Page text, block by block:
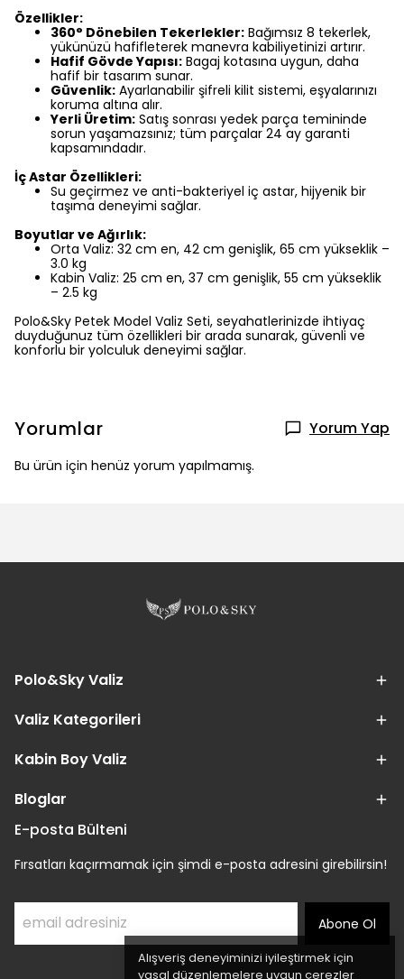
Alışveriş deneyiminizi iyileştirmek için
yasal düzenlemelere uygun çerezler
Özellikler:
360° Dönebilen Tekerlekler: Bağımsız 8 tekerlek,
yükünüzü hafifleterek manevra kabiliyetinizi artırır.
Hafif Gövde Yapısı: Bagaj kotasına uygun, daha
hafif bir tasarım sunar.
Güvenlik: Ayarlanabilir şifreli kilit sistemi, eşyalarınızı
koruma altına alır.
Yerli Üretim: Satış sonrası yedek parça temininde
sorun yaşamazsınız; tüm parçalar 24 ay garanti
kapsamındadır.
İç Astar Özellikleri:
Su geçirmez ve anti-bakteriyel iç astar, hijyenik bir
taşıma deneyimi sağlar.
Boyutlar ve Ağırlık:
Orta Valiz: 32 cm en, 42 cm genişlik, 65 cm yükseklik –
3.0 kg
Kabin Valiz: 25 cm en, 37 cm genişlik, 55 cm yükseklik
– 2.5 kg
Polo&Sky Petek Model Valiz Seti, seyahatlerinizde ihtiyaç
duyduğunuz tüm özellikleri bir arada sunarak, güvenli ve
konforlu bir yolculuk deneyimi sağlar.
Yorumlar Yorum Yap
Bu ürün için henüz yorum yapılmamış.
Polo&Sky Valiz
Valiz Kategorileri
Kabin Boy Valiz
Bloglar
E-posta Bülteni
Fırsatları kaçırmamak için şimdi e-posta adresini girebilirsin!
Abone Ol